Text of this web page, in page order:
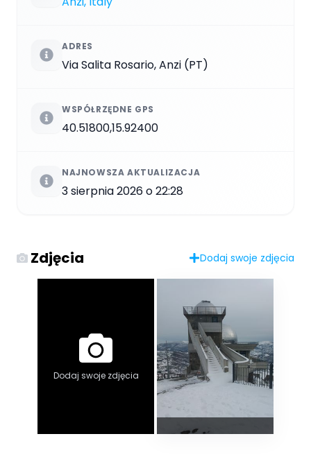
ADRES
Via Salita Rosario, Anzi (PT)
WSPÓŁRZĘDNE GPS
40.51800,15.92400
NAJNOWSZA AKTUALIZACJA
3 sierpnia 2026 o 22:28
Zdjęcia Dodaj swoje zdjęcia
Dodaj swoje zdjęcia